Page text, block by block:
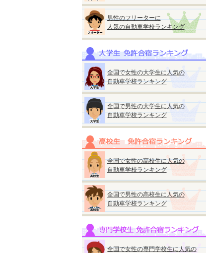
男性のフリーターに
人気の自動車学校ランキング
全国で女性の大学生に人気の
自動車学校ランキング
全国で男性の大学生に人気の
自動車学校ランキング
全国で女性の高校生に人気の
自動車学校ランキング
全国で男性の高校生に人気の
自動車学校ランキング
全国で女性の専門学校生に人気の